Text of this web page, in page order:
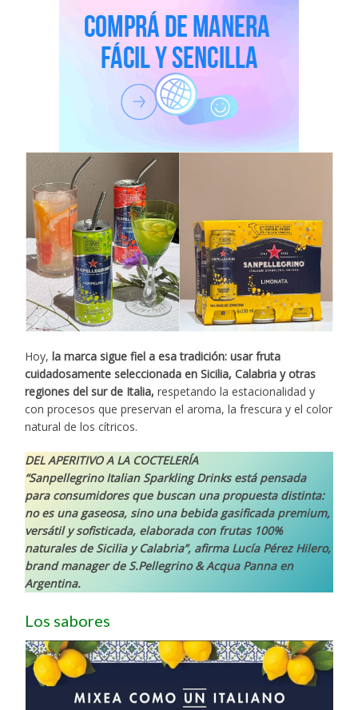
Hoy,la marca sigue fiel a esa tradición: usar fruta
cuidadosamente seleccionada en Sicilia, Calabria y otras
regiones del sur de Italia,respetando la estacionalidad y
con procesos que preservan el aroma, la frescura y el color
natural de los cítricos.
DEL APERITIVO A LA COCTELERÍA
“Sanpellegrino Italian Sparkling Drinks está pensada
para consumidores que buscan una propuesta distinta:
no es una gaseosa, sino una bebida gasificada premium,
versátil y sofisticada, elaborada con frutas 100%
naturales de Sicilia y Calabria”, afirma Lucía Pérez Hilero,
brand manager de S.Pellegrino & Acqua Panna en
Argentina.
Los sabores